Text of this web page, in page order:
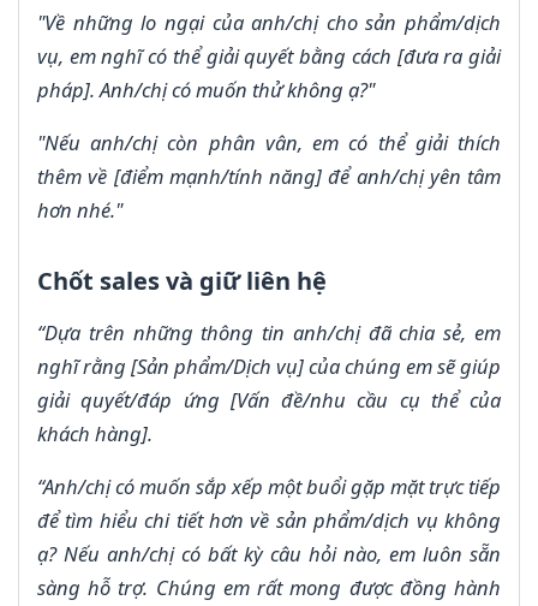
"Về những lo ngại của anh/chị cho sản phẩm/dịch
vụ, em nghĩ có thể giải quyết bằng cách [đưa ra giải
pháp]. Anh/chị có muốn thử không ạ?"
"Nếu anh/chị còn phân vân, em có thể giải thích
thêm về [điểm mạnh/tính năng] để anh/chị yên tâm
hơn nhé."
Chốt sales và giữ liên hệ
“Dựa trên những thông tin anh/chị đã chia sẻ, em
nghĩ rằng [Sản phẩm/Dịch vụ] của chúng em sẽ giúp
giải quyết/đáp ứng [Vấn đề/nhu cầu cụ thể của
khách hàng].
“Anh/chị có muốn sắp xếp một buổi gặp mặt trực tiếp
để tìm hiểu chi tiết hơn về sản phẩm/dịch vụ không
ạ? Nếu anh/chị có bất kỳ câu hỏi nào, em luôn sẵn
sàng hỗ trợ. Chúng em rất mong được đồng hành